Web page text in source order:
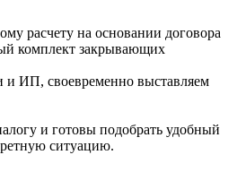
расчету на основании договора
комплект закрывающих
ИП, своевременно выставляем
и готовы подобрать удобный
ситуацию.